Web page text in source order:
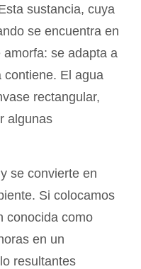
sustancia, cuya
se encuentra en
se adapta a
contiene. El agua
rectangular,
algunas
se convierte en
Si colocamos
conocida como
en un
resultantes